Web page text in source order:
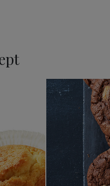
grundrecept